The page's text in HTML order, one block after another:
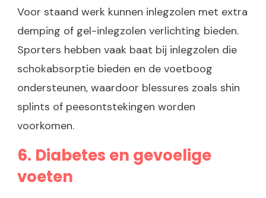
Voor staand werk kunnen inlegzolen met extra
demping of gel-inlegzolen verlichting bieden.
Sporters hebben vaak baat bij inlegzolen die
schokabsorptie bieden en de voetboog
ondersteunen, waardoor blessures zoals shin
splints of peesontstekingen worden
voorkomen.
6. Diabetes en gevoelige
voeten